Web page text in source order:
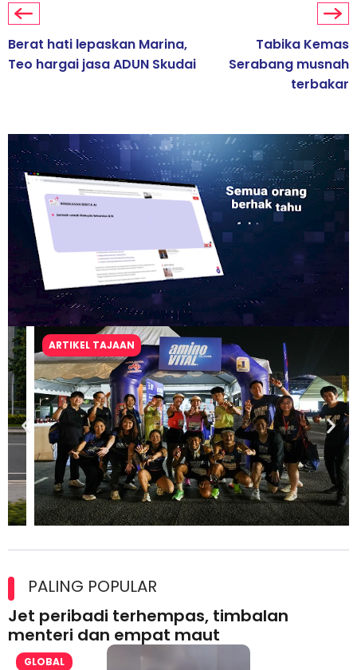
Berat hati lepaskan Marina,
Teo hargai jasa ADUN Skudai
Tabika Kemas
Serabang musnah
terbakar
ARTIKEL TAJAAN
Melalui Kerjasama aminoVITAL® Bersama Pempengaruh Larian
Antarabangsa
PALING POPULAR
Jet peribadi terhempas, timbalan
menteri dan empat maut
GLOBAL